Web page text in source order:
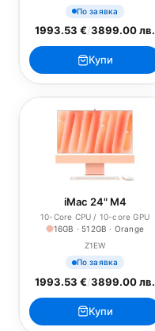
По заявка
1993.53 €/3899.00 лв.
Купи
iMac 24" M4
10-Core CPU / 10-core GPU
16GB · 512GB · Orange
Z1EW
По заявка
1993.53 €/3899.00 лв.
Купи